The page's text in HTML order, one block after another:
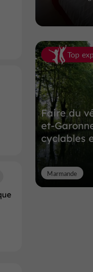
Top
Faire du
et-
cyclables
Marmande